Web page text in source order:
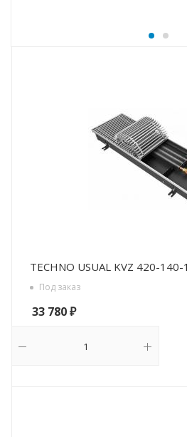
TECHNO USUAL KVZ 420-
Под заказ
33 780₽